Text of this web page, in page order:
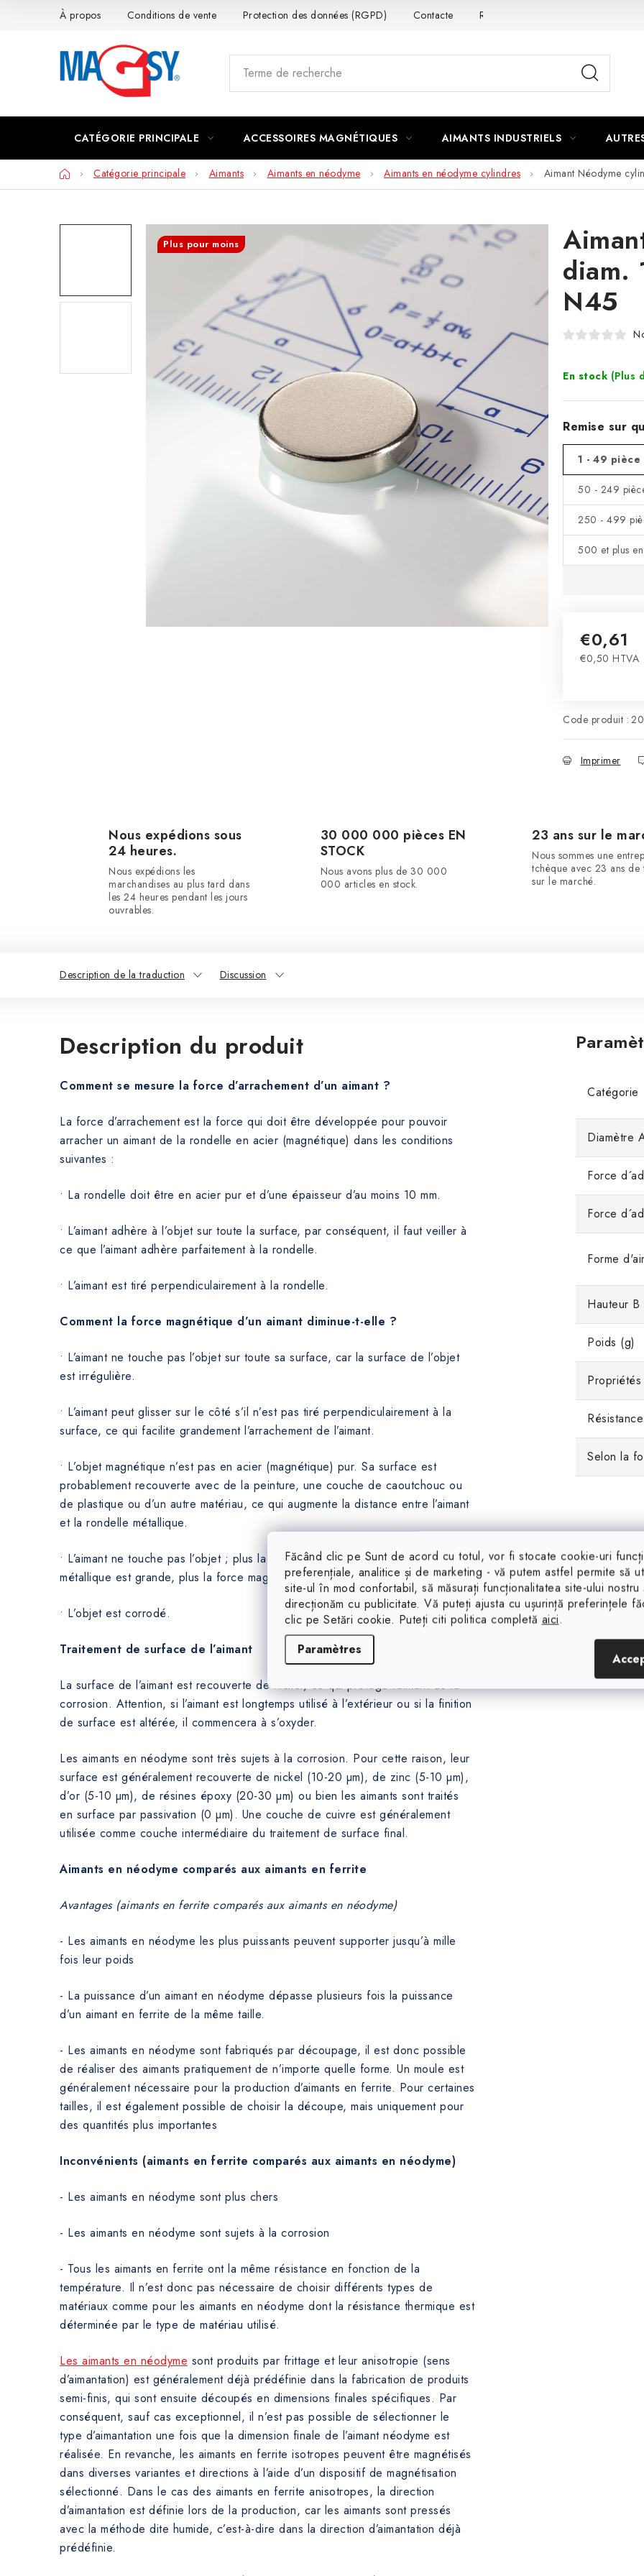
Făcând clic pe Sunt de acord cu totul, vor fi stocate cookie-uri
preferențiale, analitice și de marketing - vă putem astfel permite să
site-ul în mod confortabil, să măsurați funcționalitatea site-ului nostru
direcționăm cu publicitate. Vă puteți ajusta cu ușurință preferințele
clic pe Setări cookie. Puteți citi politica completă aici.
Paramètres
À propos Conditions de vente Protection des données (RGPD) Contacte Rétractation du contrat
CATÉGORIE PRINCIPALE ACCESSOIRES MAGNÉTIQUES AIMANTS INDUSTRIELS
AccueilCatégorie principale Aimants Aimants en néodyme Aimants en néodyme cylindres Aimant Néodyme
diam.
N45
En stock (Plus
Remise sur
1 - 49 pièce
50 - 249
250 - 499
500 et plus
€0,61
€0,50 HTVA
Code produit :
Imprimer
Plus pour moins
Nous expédions sous
24 heures.
Nous expédions les
marchandises au plus tard dans
les 24 heures pendant les jours
ouvrables.
30 000 000 pièces EN
STOCK
Nous avons plus de 30 000
000 articles en stock.
23 ans sur le
Nous sommes une
tchèque avec 23 ans de
sur le marché.
Description de la traduction Discussion
Description du produit
Comment se mesure la force d’arrachement d’un aimant ?
La force d’arrachement est la force qui doit être développée pour pouvoir
arracher un aimant de la rondelle en acier (magnétique) dans les conditions
suivantes :
• La rondelle doit être en acier pur et d’une épaisseur d’au moins 10 mm.
• L’aimant adhère à l’objet sur toute la surface, par conséquent, il faut veiller à
ce que l’aimant adhère parfaitement à la rondelle.
• L’aimant est tiré perpendiculairement à la rondelle.
Comment la force magnétique d’un aimant diminue-t-elle ?
• L’aimant ne touche pas l’objet sur toute sa surface, car la surface de l’objet
est irrégulière.
• L’aimant peut glisser sur le côté s’il n’est pas tiré perpendiculairement à la
surface, ce qui facilite grandement l’arrachement de l’aimant.
• L’objet magnétique n’est pas en acier (magnétique) pur. Sa surface est
probablement recouverte avec de la peinture, une couche de caoutchouc ou
de plastique ou d’un autre matériau, ce qui augmente la distance entre l’aimant
et la rondelle métallique.
• L’aimant ne touche pas l’objet ; plus la distance entre l’aimant et la rondelle
métallique est grande, plus la force magnétique est faible.
• L’objet est corrodé.
Traitement de surface de l’aimant
La surface de l’aimant est recouverte de nickel, ce qui protège l’aimant de la
corrosion. Attention, si l’aimant est longtemps utilisé à l’extérieur ou si la finition
de surface est altérée, il commencera à s’oxyder.
Les aimants en néodyme sont très sujets à la corrosion. Pour cette raison, leur
surface est généralement recouverte de nickel (10-20 µm), de zinc (5-10 µm),
d’or (5-10 µm), de résines époxy (20-30 µm) ou bien les aimants sont traités
en surface par passivation (0 µm). Une couche de cuivre est généralement
utilisée comme couche intermédiaire du traitement de surface final.
Aimants en néodyme comparés aux aimants en ferrite
Avantages (aimants en ferrite comparés aux aimants en néodyme)
- Les aimants en néodyme les plus puissants peuvent supporter jusqu’à mille
fois leur poids
- La puissance d’un aimant en néodyme dépasse plusieurs fois la puissance
d’un aimant en ferrite de la même taille.
- Les aimants en néodyme sont fabriqués par découpage, il est donc possible
de réaliser des aimants pratiquement de n’importe quelle forme. Un moule est
généralement nécessaire pour la production d’aimants en ferrite. Pour certaines
tailles, il est également possible de choisir la découpe, mais uniquement pour
des quantités plus importantes
Inconvénients (aimants en ferrite comparés aux aimants en néodyme)
- Les aimants en néodyme sont plus chers
- Les aimants en néodyme sont sujets à la corrosion
- Tous les aimants en ferrite ont la même résistance en fonction de la
température. Il n’est donc pas nécessaire de choisir différents types de
matériaux comme pour les aimants en néodyme dont la résistance thermique est
déterminée par le type de matériau utilisé.
Les aimants en néodyme sont produits par frittage et leur anisotropie (sens
d’aimantation) est généralement déjà prédéfinie dans la fabrication de produits
semi-finis, qui sont ensuite découpés en dimensions finales spécifiques. Par
conséquent, sauf cas exceptionnel, il n’est pas possible de sélectionner le
type d’aimantation une fois que la dimension finale de l’aimant néodyme est
réalisée. En revanche, les aimants en ferrite isotropes peuvent être magnétisés
dans diverses variantes et directions à l’aide d’un dispositif de magnétisation
sélectionné. Dans le cas des aimants en ferrite anisotropes, la direction
d’aimantation est définie lors de la production, car les aimants sont pressés
avec la méthode dite humide, c’est-à-dire dans la direction d’aimantation déjà
prédéfinie.
Catégorie
Diamètre
Force
Force
Forme
Hauteur B
Poids (g)
Selon la